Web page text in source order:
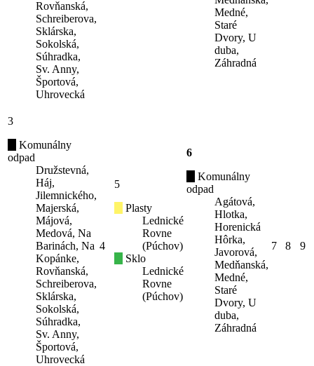
Rovňanská,
Schreiberova,
Sklárska,
Sokolská,
Súhradka,
Sv. Anny,
Športová,
Uhrovecká
Medné,
Staré
Dvory, U
duba,
Záhradná
3
Komunálny
odpad
Družstevná,
Háj,
Jilemnického,
Majerská,
Májová,
Medová, Na
Barinách, Na
Kopánke,
Rovňanská,
Schreiberova,
Sklárska,
Sokolská,
Súhradka,
Sv. Anny,
Športová,
Uhrovecká
4
5
Plasty
Lednické
Rovne
(Púchov)
Sklo
Lednické
Rovne
(Púchov)
6
Komunálny
odpad
Agátová,
Hlotka,
Horenická
Hôrka,
Javorová,
Medňanská,
Medné,
Staré
Dvory, U
duba,
Záhradná
7 8 9